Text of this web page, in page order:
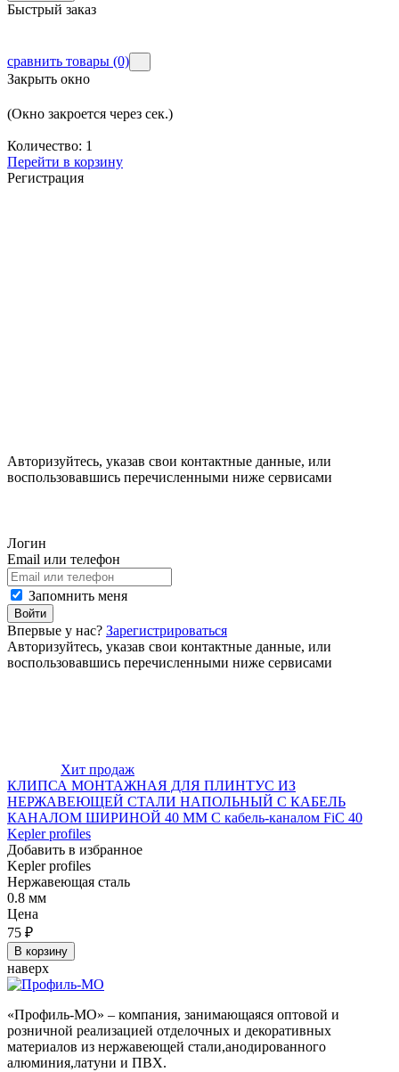
Быстрый заказ
сравнить товары (0)
Закрыть окно
(Окно закроется через сек.)
Количество: 1
Перейти в корзину
Регистрация
Авторизуйтесь, указав свои контактные данные, или
воспользовавшись перечисленными ниже сервисами
Логин
Email или телефон
Запомнить меня
Войти
Впервые у нас? Зарегистрироваться
Авторизуйтесь, указав свои контактные данные, или
воспользовавшись перечисленными ниже сервисами
Хит продаж
КЛИПСА МОНТАЖНАЯ ДЛЯ ПЛИНТУС ИЗ
НЕРЖАВЕЮЩЕЙ СТАЛИ НАПОЛЬНЫЙ С КАБЕЛЬ
КАНАЛОМ ШИРИНОЙ 40 ММ С кабель-каналом FiC 40
Kepler profiles
Добавить в избранное
Kepler profiles
Нержавеющая сталь
0.8 мм
Цена
75 ₽
В корзину
наверх
«Профиль-МО» – компания, занимающаяся оптовой и
розничной реализацией отделочных и декоративных
материалов из нержавеющей стали,анодированного
алюминия,латуни и ПВХ.